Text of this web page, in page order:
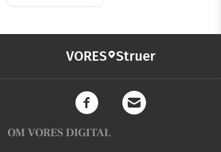
VORES Struer
OM VORES DIGITAL